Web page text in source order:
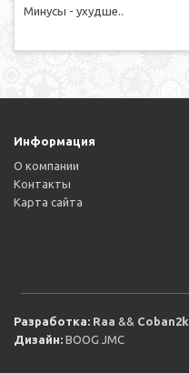
Минусы - ухудше..
Информация
О компании
Контакты
Карта сайта
Разработка: Raa && Coban2k
Дизайн: BOOG JMC